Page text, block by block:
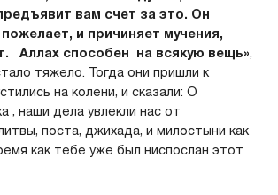
вам счет за это. Он
и причиняет мучения,
Аллах способен на всякую вещь»,
тяжело. Тогда они пришли к
на колени, и сказали: О
, наши дела увлекли нас от
поста, джихада, и милостыни как
как тебе уже был ниспослан этот